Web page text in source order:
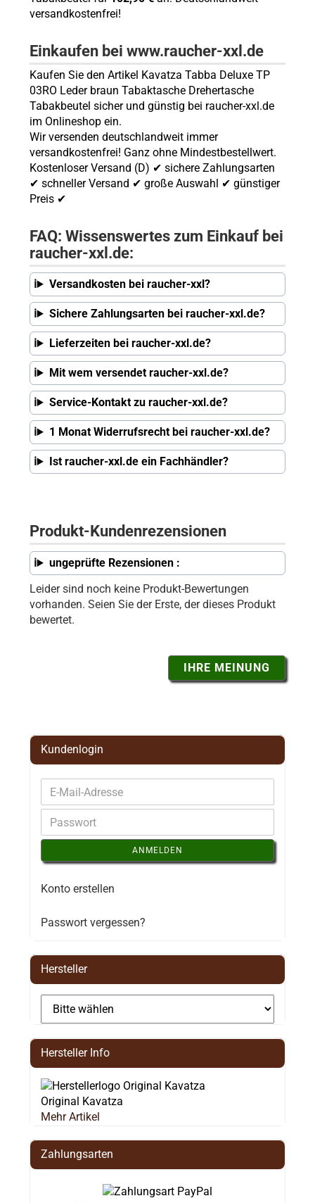
versandkostenfrei!
Einkaufen bei www.raucher-xxl.de
Kaufen Sie den Artikel Kavatza Tabba Deluxe TP
03RO Leder braun Tabaktasche Drehertasche
Tabakbeutel sicher und günstig bei raucher-xxl.de
im Onlineshop ein.
Wir versenden deutschlandweit immer
versandkostenfrei! Ganz ohne Mindestbestellwert.
Kostenloser Versand (D) ✔ sichere Zahlungsarten
✔ schneller Versand ✔ große Auswahl ✔ günstiger
Preis ✔
FAQ: Wissenswertes zum Einkauf bei
raucher-xxl.de:
Versandkosten bei raucher-xxl?
Sichere Zahlungsarten bei raucher-xxl.de?
Lieferzeiten bei raucher-xxl.de?
Mit wem versendet raucher-xxl.de?
Service-Kontakt zu raucher-xxl.de?
1 Monat Widerrufsrecht bei raucher-xxl.de?
Ist raucher-xxl.de ein Fachhändler?
Produkt-Kundenrezensionen
ungeprüfte Rezensionen :
Leider sind noch keine Produkt-Bewertungen
vorhanden. Seien Sie der Erste, der dieses Produkt
bewertet.
IHRE MEINUNG
Kundenlogin
ANMELDEN
Konto erstellen
Passwort vergessen?
Hersteller
Hersteller Info
Original Kavatza
Mehr Artikel
Zahlungsarten